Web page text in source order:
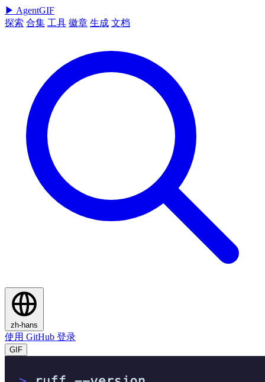
▶ AgentGIF
探索 合集 工具 徽章 生成 文档
zh-hans
使用 GitHub 登录
GIF